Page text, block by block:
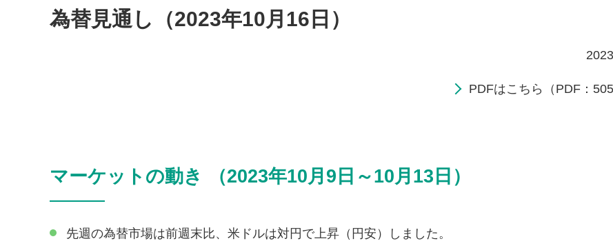
為替見通し（2023年10月16日）
PDFはこちら（PDF：
マーケットの動き （2023年10月9日～10月13日）
先週の為替市場は前週末比、米ドルは対円で上昇（円安）しました。